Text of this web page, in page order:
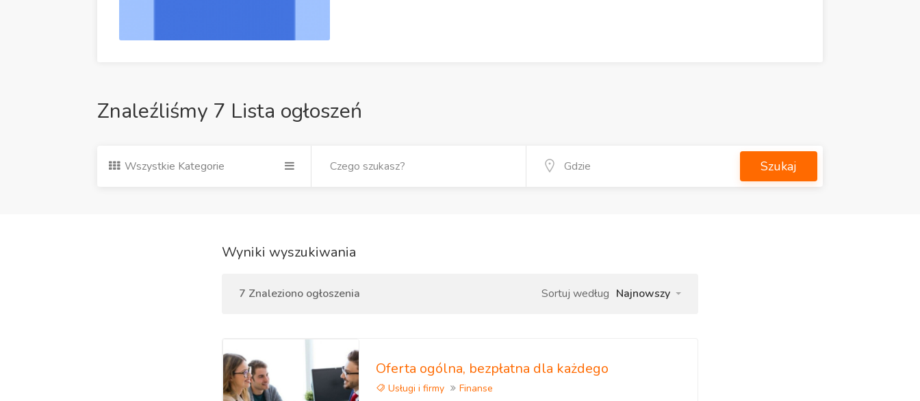
Znaleźliśmy 7 Lista ogłoszeń
Wszystkie Kategorie Szukaj
Wyniki wyszukiwania
7 Znaleziono ogłoszenia Sortuj według Najnowszy
Oferta ogólna, bezpłatna dla każdego
Usługi i firmy Finanse